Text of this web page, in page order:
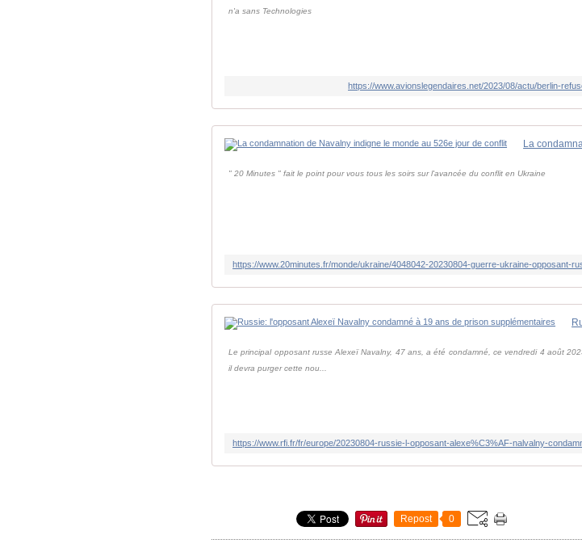
n'a sans Technologies
https://www.avionslegendaires.net/2023/08/actu/berlin-
La
" 20 Minutes " fait le point pour vous tous les soirs sur l'avancée du conflit en Ukraine
Le principal opposant russe Alexeï Navalny, 47 ans, a été condamné, ce vendredi 4 août
il devra purger cette nou...
Repost 0